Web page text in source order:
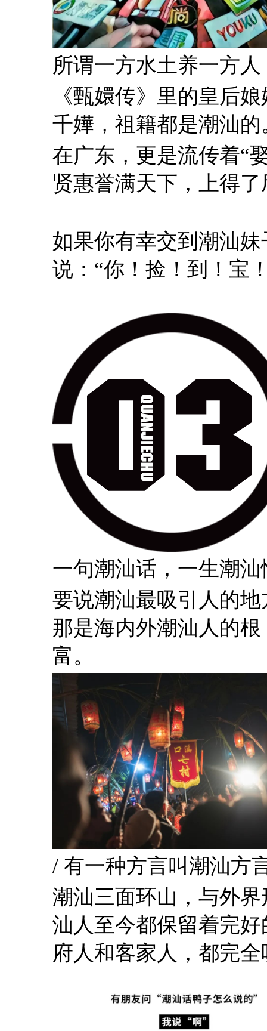
所谓一方水土养一方
《甄嬛传》里的皇后
千嬅，祖籍都是潮汕的
在广东，更是流传着“
贤惠誉满天下，上得
如果你有幸交到潮汕
说：“你！捡！到！宝
一句潮汕话，一生潮汕
要说潮汕最吸引人的
那是海内外潮汕人的
富。
/ 有一种方言叫潮汕方
潮汕三面环山，与外
汕人至今都保留着完
府人和客家人，都完